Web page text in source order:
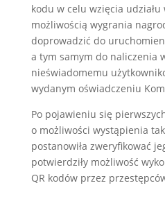
kodu w celu wzięcia udziału
możliwością wygrania
doprowadzić do
a tym samym do naliczenia
nieświadomemu
wydanym oświadczeniu
Po pojawieniu się
o możliwości wystąpienia
postanowiła zweryfikować
potwierdziły możliwość
QR kodów przez